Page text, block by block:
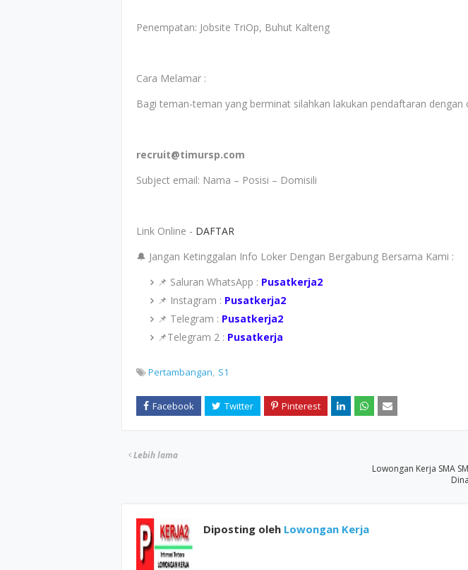
Penempatan: Jobsite TriOp, Buhut Kalteng
Cara Melamar :
Bagi teman-teman yang berminat silahkan lakukan pendaftaran dengan
recruit@timursp.com
Subject email: Nama – Posisi – Domisili
Link Online - DAFTAR
🔔 Jangan Ketinggalan Info Loker Dengan Bergabung Bersama Kami :
📌 Saluran WhatsApp : Pusatkerja2
📌 Instagram : Pusatkerja2
📌 Telegram : Pusatkerja2
📌Telegram 2 : Pusatkerja
Pertambangan S1
Lowongan Kerja SMA
Lebih lama
Diposting oleh Lowongan Kerja